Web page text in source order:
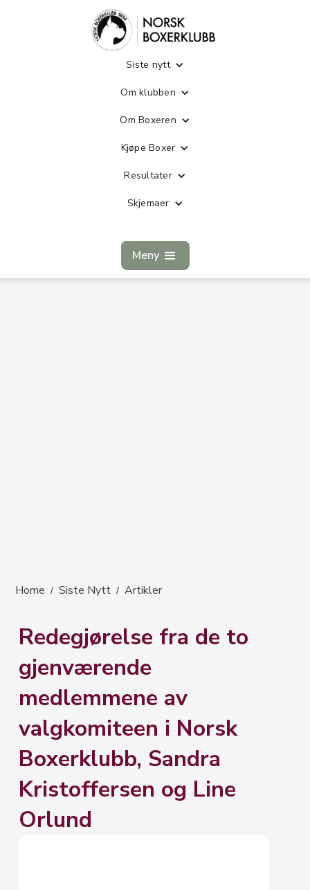
Siste nytt
Om klubben
Om Boxeren
Kjøpe Boxer
Resultater
Skjemaer
Meny
Home / Siste Nytt / Artikler
Redegjørelse fra de to
gjenværende
medlemmene av
valgkomiteen i Norsk
Boxerklubb, Sandra
Kristoffersen og Line
Orlund